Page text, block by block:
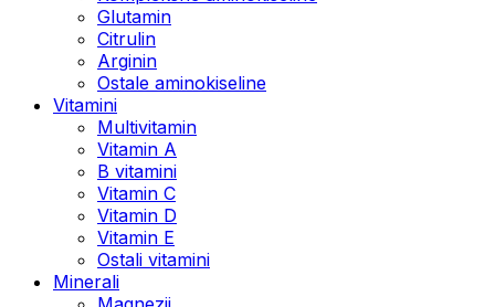
Glutamin
Citrulin
Arginin
Ostale aminokiseline
Vitamini
Multivitamin
Vitamin A
B vitamini
Vitamin C
Vitamin D
Vitamin E
Ostali vitamini
Minerali